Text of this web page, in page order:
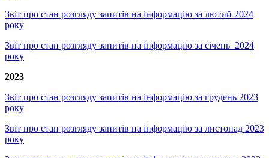
Звіт про стан розгляду запитів на інформацію за лютий 2024
року
Звіт про стан розгляду запитів на інформацію за січень 2024
року
2023
Звіт про стан розгляду запитів на інформацію за грудень 2023
року
Звіт про стан розгляду запитів на інформацію за листопад 2023
року